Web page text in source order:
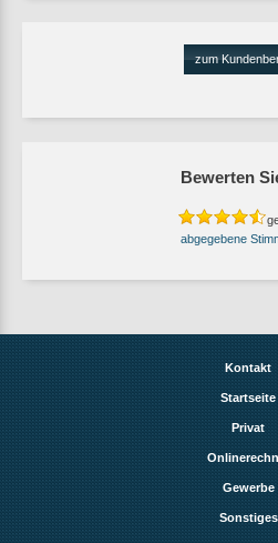
zum
Bewerten
Kontakt
Startseite
Privat
Gewerbe
Sonstiges